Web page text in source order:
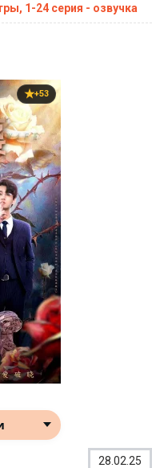
1-24 серия - озвучка
+53
28.02.25